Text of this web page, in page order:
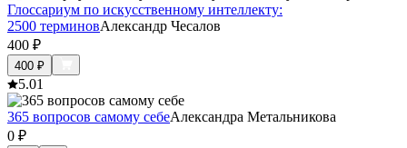
Глоссариум по искусственному интеллекту:
2500 терминовАлександр Чесалов
400 ₽
400 ₽
5.01
365 вопросов самому себеАлександра Метальникова
0 ₽